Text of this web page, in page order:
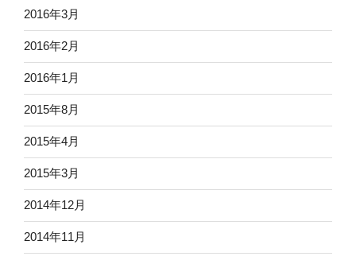
2016年3月
2016年2月
2016年1月
2015年8月
2015年4月
2015年3月
2014年12月
2014年11月